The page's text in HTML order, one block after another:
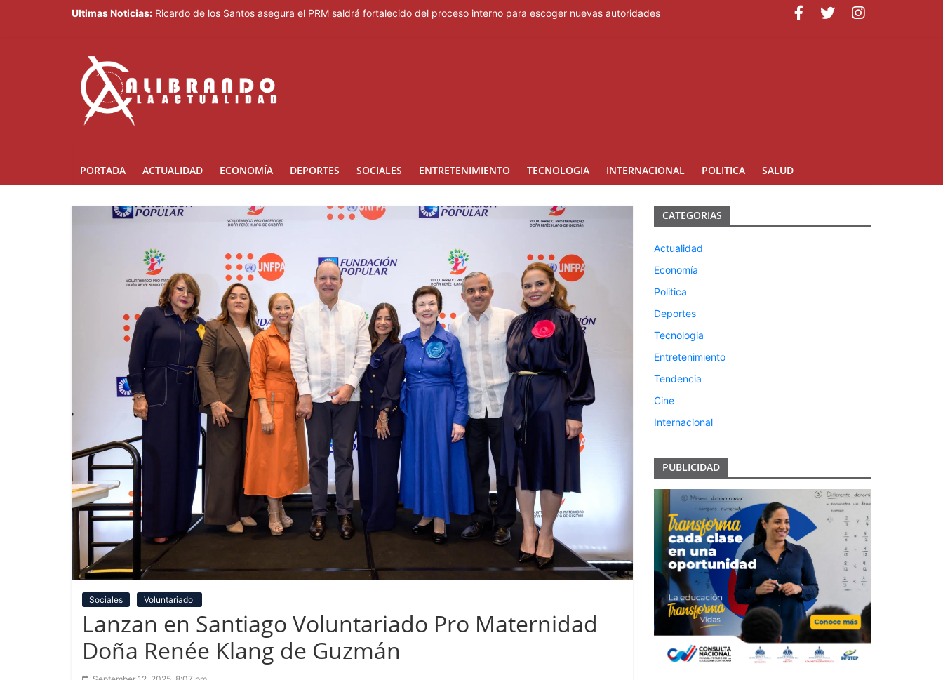
Ultimas Noticias: Ricardo de los Santos asegura el PRM saldrá fortalecido del proceso interno para escoger nuevas autoridades
PORTADA ACTUALIDAD ECONOMÍA DEPORTES SOCIALES ENTRETENIMIENTO TECNOLOGIA INTERNACIONAL POLITICA SALUD
Sociales Voluntariado
Lanzan en Santiago Voluntariado Pro Maternidad
Doña Renée Klang de Guzmán
CATEGORIAS
Actualidad
Economía
Politica
Deportes
Tecnologia
Entretenimiento
Tendencia
Cine
Internacional
PUBLICIDAD